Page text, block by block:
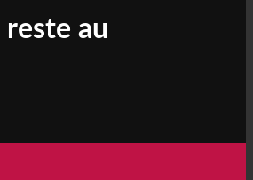
reste au